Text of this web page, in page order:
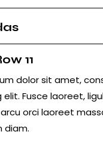
11
dolor sit amet,
elit. Fusce laoreet,
orci laoreet
diam.